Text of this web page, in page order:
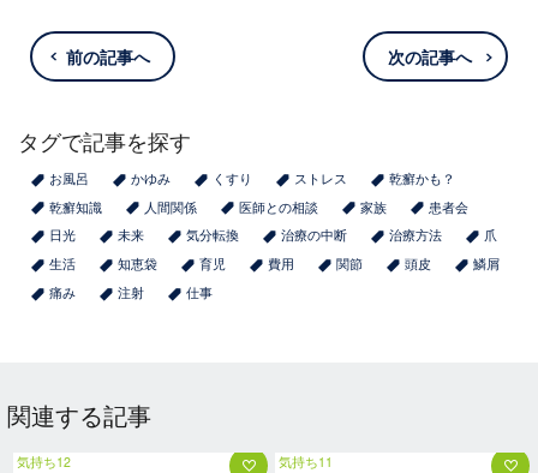
前の記事へ 次の記事へ
タグで記事を探す
お風呂 かゆみ くすり ストレス
乾癬かも？
乾癬知識
人間関係 医師との相談 家族
患者会
日光
未来 気分転換 治療の中断 治療方法
爪
生活
知恵袋 育児 費用 関節 頭皮
鱗屑
痛み
注射 仕事
関連する記事
気持ち12 気持ち11